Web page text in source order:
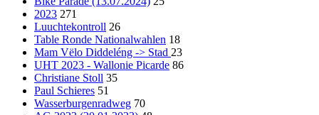
2023 271
Luuchtekontroll 26
Table Ronde Nationalwahlen 18
Mam Vëlo Diddeléng -> Stad 23
UHT 2023 - Wallonie Picarde 86
Christiane Stoll 35
Paul Schieres 51
Wasserburgenradweg 70